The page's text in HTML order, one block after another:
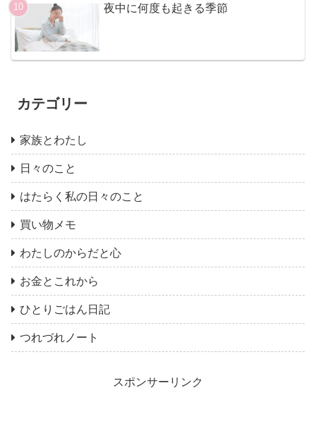
夜中に何度も起きる季節
カテゴリー
家族とわたし
日々のこと
はたらく私の日々のこと
買い物メモ
わたしのからだと心
お金とこれから
ひとりごはん日記
つれづれノート
スポンサーリンク